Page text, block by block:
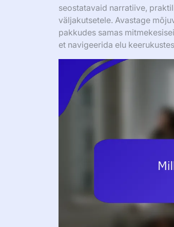
seostatavaid narratiive,
väljakutsetele. Avastage
pakkudes samas
et navigeerida elu